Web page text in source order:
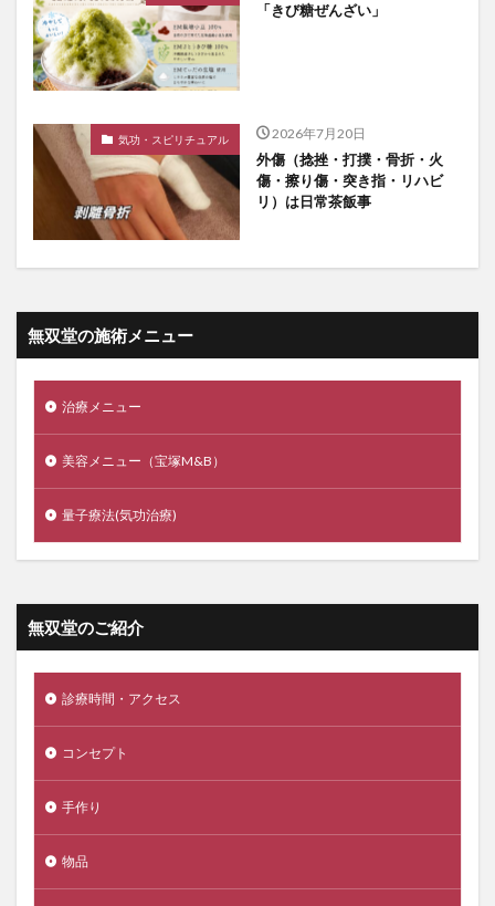
「きび糖ぜんざい」
気功・スピリチュアル 2026年7月20日
外傷（捻挫・打撲・骨折・火
傷・擦り傷・突き指・リハビ
リ）は日常茶飯事
無双堂の施術メニュー
治療メニュー
美容メニュー（宝塚M&B）
量子療法(気功治療)
無双堂のご紹介
診療時間・アクセス
コンセプト
手作り
物品